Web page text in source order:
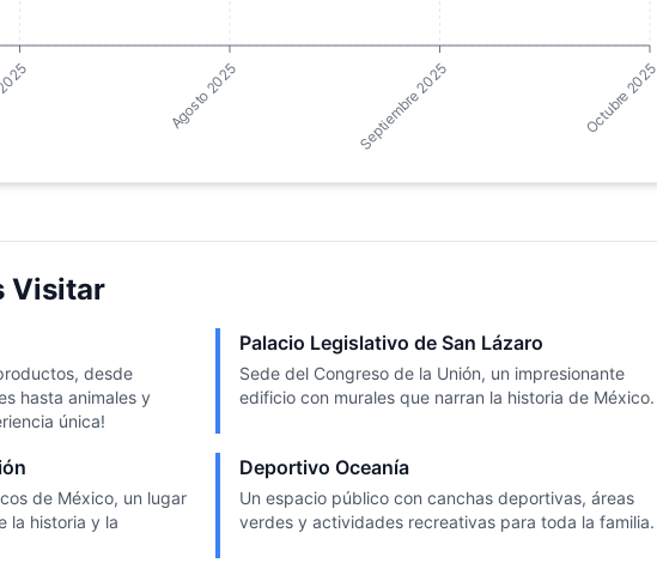
Agosto 2025 Septiembre 2025 Octubre 2025
Visitar
desde
hasta animales y
única!
Palacio Legislativo de San Lázaro
Sede del Congreso de la Unión, un impresionante
edificio con murales que narran la historia de México.
de México, un lugar
la historia y la
Deportivo Oceanía
Un espacio público con canchas deportivas, áreas
verdes y actividades recreativas para toda la familia.